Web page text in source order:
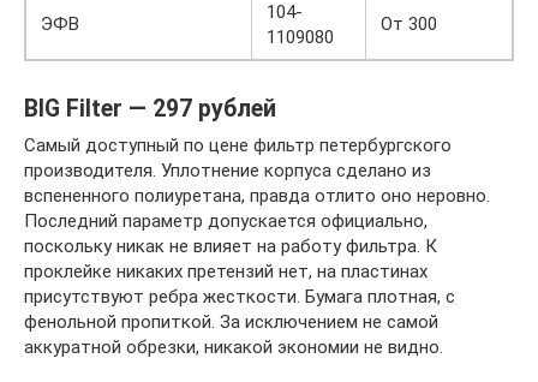
ЭФВ
104-
1109080
От 300
BIG Filter — 297 рублей
Самый доступный по цене фильтр петербургского
производителя. Уплотнение корпуса сделано из
вспененного полиуретана, правда отлито оно неровно.
Последний параметр допускается официально,
поскольку никак не влияет на работу фильтра. К
проклейке никаких претензий нет, на пластинах
присутствуют ребра жесткости. Бумага плотная, с
фенольной пропиткой. За исключением не самой
аккуратной обрезки, никакой экономии не видно.